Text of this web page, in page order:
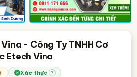
- Công Ty TNHH Cơ
Etech Vina
Xác thực ?